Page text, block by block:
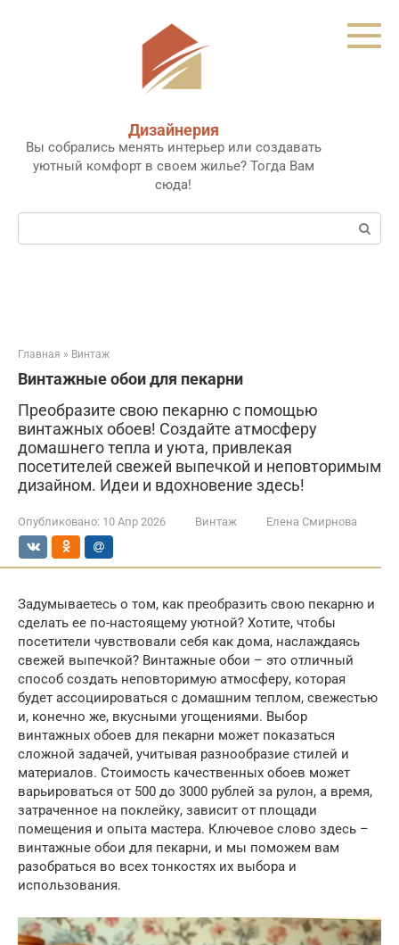
Дизайнерия
Вы собрались менять интерьер или создавать
уютный комфорт в своем жилье? Тогда Вам
сюда!
Поиск:
Главная » Винтаж
Винтажные обои для пекарни
Преобразите свою пекарню с помощью
винтажных обоев! Создайте атмосферу
домашнего тепла и уюта, привлекая
посетителей свежей выпечкой и неповторимым
дизайном. Идеи и вдохновение здесь!
Опубликовано: 10 Апр 2026 Винтаж Елена Смирнова
Задумываетесь о том, как преобразить свою пекарню и
сделать ее по-настоящему уютной? Хотите, чтобы
посетители чувствовали себя как дома, наслаждаясь
свежей выпечкой? Винтажные обои – это отличный
способ создать неповторимую атмосферу, которая
будет ассоциироваться с домашним теплом, свежестью
и, конечно же, вкусными угощениями. Выбор
винтажных обоев для пекарни может показаться
сложной задачей, учитывая разнообразие стилей и
материалов. Стоимость качественных обоев может
варьироваться от 500 до 3000 рублей за рулон, а время,
затраченное на поклейку, зависит от площади
помещения и опыта мастера. Ключевое слово здесь –
винтажные обои для пекарни, и мы поможем вам
разобраться во всех тонкостях их выбора и
использования.